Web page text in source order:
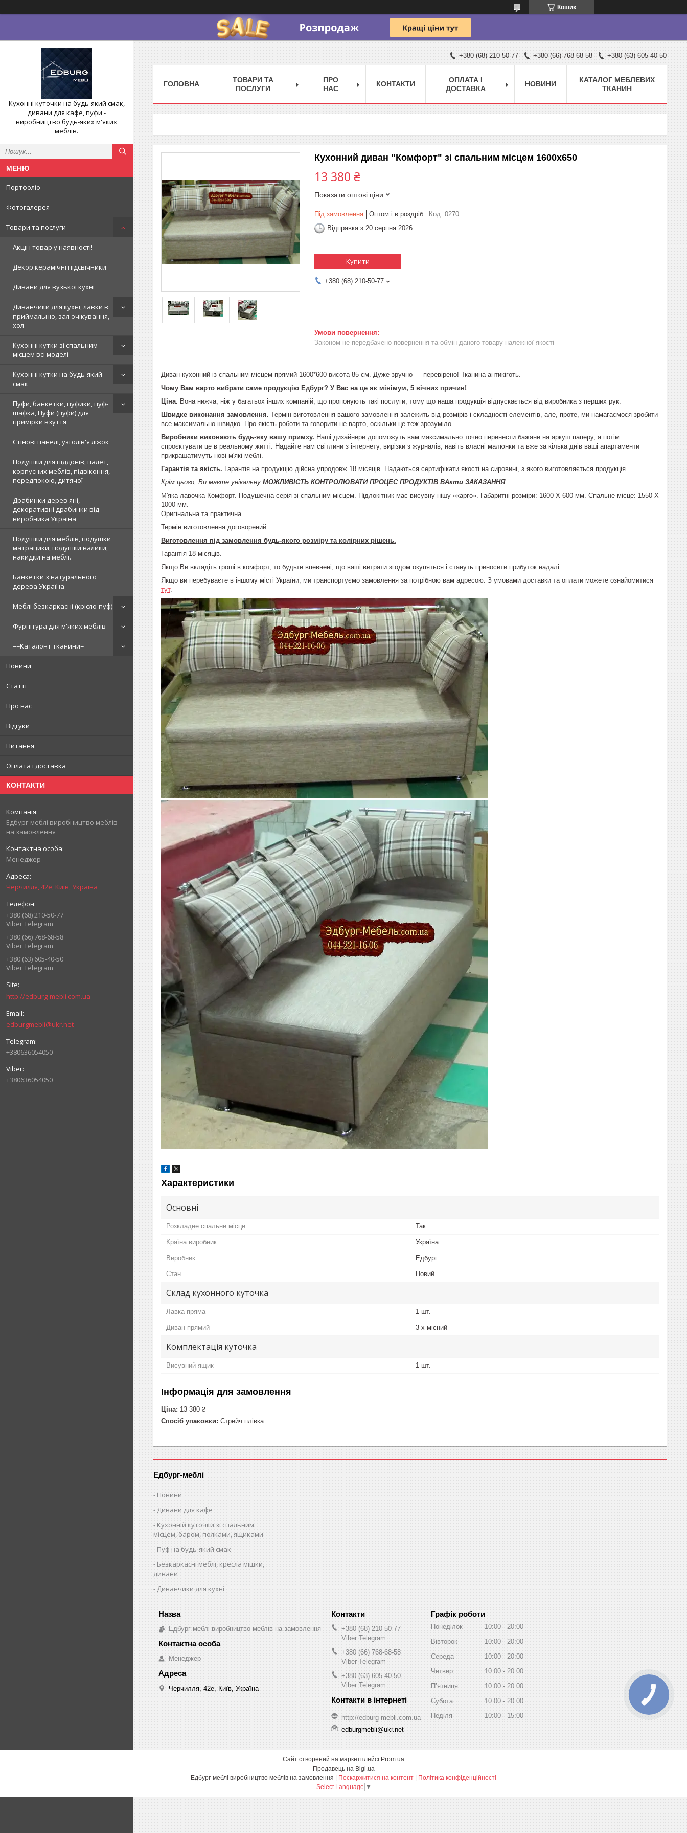
Кошик
Кухонні куточки на будь-який смак,
дивани для кафе, пуфи -
виробництво будь-яких м'яких
меблів.
Портфоліо
Фотогалерея
Товари та послуги
Акції і товар у наявності!
Декор керамічні підсвічники
Дивани для вузької кухні
Диванчики для кухні, лавки в
приймальню, зал очікування,
хол
Кухонні кутки зі спальним
місцем всі моделі
Кухонні кутки на будь-який
смак
Пуфи, банкетки, пуфики, пуф-
шафка, Пуфи (пуфи) для
примірки взуття
Стінові панелі, узголів'я ліжок
Подушки для піддонів, палет,
корпусних меблів, підвіконня,
передпокою, дитячої
Драбинки дерев'яні,
декоративні драбинки від
виробника Україна
Подушки для меблів, подушки
матрацики, подушки валики,
накидки на меблі.
Банкетки з натурального
дерева Україна
Меблі безкаркасні (крісло-пуф)
Фурнітура для м'яких меблів
==Каталонт тканини=
Новини
Статті
Про нас
Відгуки
Питання
Оплата і доставка
КОНТАКТИ
Едбург-меблі виробництво меблів
на замовлення
Менеджер
Черчилля, 42е, Київ, Україна
+380 (68) 210-50-77
Viber Telegram
+380 (66) 768-68-58
Viber Telegram
+380 (63) 605-40-50
Viber Telegram
http://edburg-mebli.com.ua
edburgmebli@ukr.net
+380636054050
+380636054050
+380 (68) 210-50-77 +380 (66) 768-68-58 +380 (63) 605-40-50
ГОЛОВНА
ТОВАРИ ТА
ПОСЛУГИ
ПРО
НАС
КОНТАКТИ
ОПЛАТА І
ДОСТАВКА
НОВИНИ
КАТАЛОГ МЕБЛЕВИХ
ТКАНИН
Кухонний диван "Комфорт" зі спальним місцем 1600х650
13 380 ₴
Показати оптові ціни
Під замовлення Оптом і в роздріб Код: 0270
Відправка з 20 серпня 2026
Купити
+380 (68) 210-50-77
Законом не передбачено повернення та обмін даного товару належної якості
Диван кухонний із спальним місцем прямий 1600*600 висота 85 см. Дуже зручно — перевірено! Тканина антикіготь.
Чому Вам варто вибрати саме продукцію Едбург? У Вас на це як мінімум, 5 вічних причин!
Ціна. Вона нижча, ніж у багатьох інших компаній, що пропонують такі послуги, тому що наша продукція відпускається від виробника з перших рук.
Швидке виконання замовлення. Термін виготовлення вашого замовлення залежить від розмірів і складності елементів, але, проте, ми намагаємося зробити
все максимально швидко. Про якість роботи та говорити не варто, оскільки це теж зрозуміло.
Виробники виконають будь-яку вашу примху. Наші дизайнери допоможуть вам максимально точно перенести бажане на аркуш паперу, а потім
спроєктувати це в реальному житті. Надайте нам світлини з інтернету, вирізки з журналів, навіть власні малюнки та вже за кілька днів ваші апартаменти
прикрашатимуть нові м'які меблі.
Гарантія та якість. Гарантія на продукцію дійсна упродовж 18 місяців. Надаються сертифікати якості на сировині, з якого виготовляється продукція.
Крім цього, Ви маєте унікальну МОЖЛИВІСТЬ КОНТРОЛЮВАТИ ПРОЦЕС ПРОДУКТІВ ВАкти ЗАКАЗАННЯ.
М'яка лавочка Комфорт. Подушечна серія зі спальним місцем. Підлокітник має висувну нішу «карго». Габаритні розміри: 1600 X 600 мм. Спальне місце: 1550 X
1000 мм.
Оригінальна та практична.
Термін виготовлення договорений.
Виготовлення під замовлення будь-якого розміру та колірних рішень.
Гарантія 18 місяців.
Якщо Ви вкладіть гроші в комфорт, то будьте впевнені, що ваші витрати згодом окупяться і стануть приносити прибуток надалі.
Якщо ви перебуваєте в іншому місті України, ми транспортуємо замовлення за потрібною вам адресою. З умовами доставки та оплати можете ознайомитися
тут.
Характеристики
Основні
Розкладне спальне місце Так
Країна виробник Україна
Виробник Едбург
Стан Новий
Склад кухонного куточка
Лавка пряма 1 шт.
Диван прямий 3-х місний
Комплектація куточка
Висувний ящик 1 шт.
Інформація для замовлення
Ціна: 13 380 ₴
Спосіб упаковки: Стрейч плівка
Едбург-меблі
Новини
Дивани для кафе
Кухонній куточки зі спальним
місцем, баром, полками, ящиками
Пуф на будь-який смак
Безкаркасні меблі, кресла мішки,
дивани
Диванчики для кухні
Едбург-меблі виробництво меблів на замовлення
Менеджер
Черчилля, 42е, Київ, Україна
+380 (68) 210-50-77
Viber Telegram
+380 (66) 768-68-58
Viber Telegram
+380 (63) 605-40-50
Viber Telegram
http://edburg-mebli.com.ua
edburgmebli@ukr.net
Графік роботи
Понеділок 10:00
20:00
Вівторок
10:00
20:00
Середа
10:00
20:00
Четвер
10:00
20:00
Пʼятниця
10:00
20:00
Субота
10:00
20:00
Неділя
10:00 15:00
Сайт створений на маркетплейсі Prom.ua
Продавець на Bigl.ua
Едбург-меблі виробництво меблів на замовлення | Поскаржитися на контент | Політика конфіденційності
Select Language ▼